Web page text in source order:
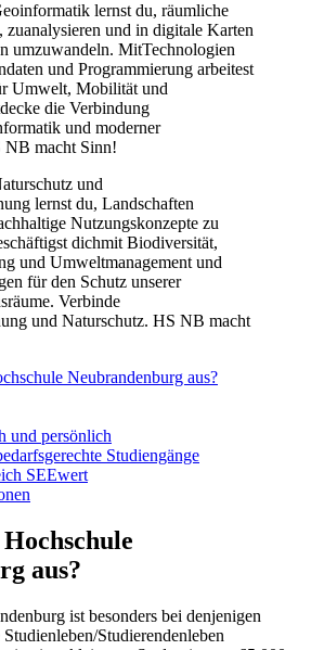
lernst du, räumliche
zuanalysieren und in digitale Karten
umzuwandeln. MitTechnologien
und Programmierung arbeitest
Umwelt, Mobilität und
die Verbindung
und moderner
NB macht Sinn!
und
lernst du, Landschaften
Nutzungskonzepte zu
dichmit Biodiversität,
und Umweltmanagement und
für den Schutz unserer
Verbinde
und Naturschutz. HS NB macht
Neubrandenburg aus?
und persönlich
Studiengänge
SEEwert
aus?
ist besonders bei denjenigen
Studierendenleben